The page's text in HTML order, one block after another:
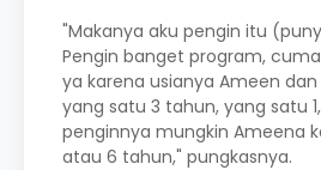
"Makanya aku pengin itu
Pengin banget program,
ya karena usianya Ameen
yang satu 3 tahun, yang satu
penginnya mungkin Ameena
atau 6 tahun," pungkasnya.